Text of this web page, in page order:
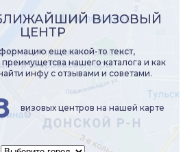
ВИЗОВЫЙ
ЦЕНТР
еще какой-то текст,
нашего каталога и как
инфу с отзывами и советами.
визовых центров на нашей карте